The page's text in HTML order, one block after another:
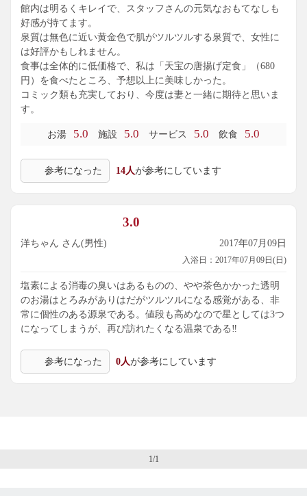
館内は明るくキレイで、スタッフさんの元気なおもてなしも
好感が持てます。
泉質は無色に近い黄金色で肌がツルツルする泉質で、女性に
は好評かもしれません。
食事は全体的に低価格で、私は「天宝の唐揚げ定食」（680
円）を食べたところ、予想以上に美味しかった。
コミック類も充実しており、今度は妻と一緒に期待と思いま
す。
お湯 5.0 施設 5.0 サービス 5.0 飲食 5.0
参考になった 14人が参考にしています
3.0
洋ちゃん さん(男性) 2017年07月09日
入浴日：2017年07月09日(日)
塩素による消毒の臭いはあるものの、やや茶色かかった透明
のお湯はとろみがありはだがツルツルになる感覚がある、非
常に個性のある源泉である。値段も高めなので星としては3つ
になってしまうが、再び訪れたくなる温泉である‼️
参考になった 0人が参考にしています
1/1